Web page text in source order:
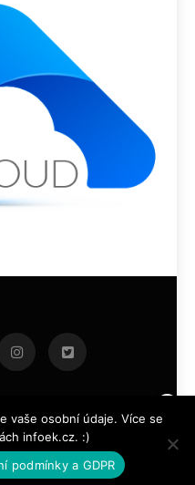
By BlazeThemes .
vaše osobní údaje. Více se
infoek.cz. :)
podmínky a GDPR